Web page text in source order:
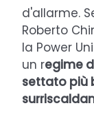
d'allarme.
Roberto
la Power
un regime
settato più